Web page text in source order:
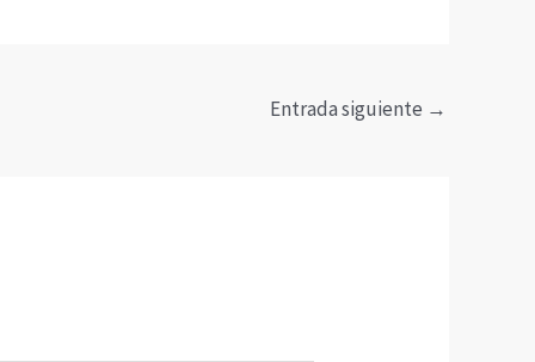
Entrada siguiente →